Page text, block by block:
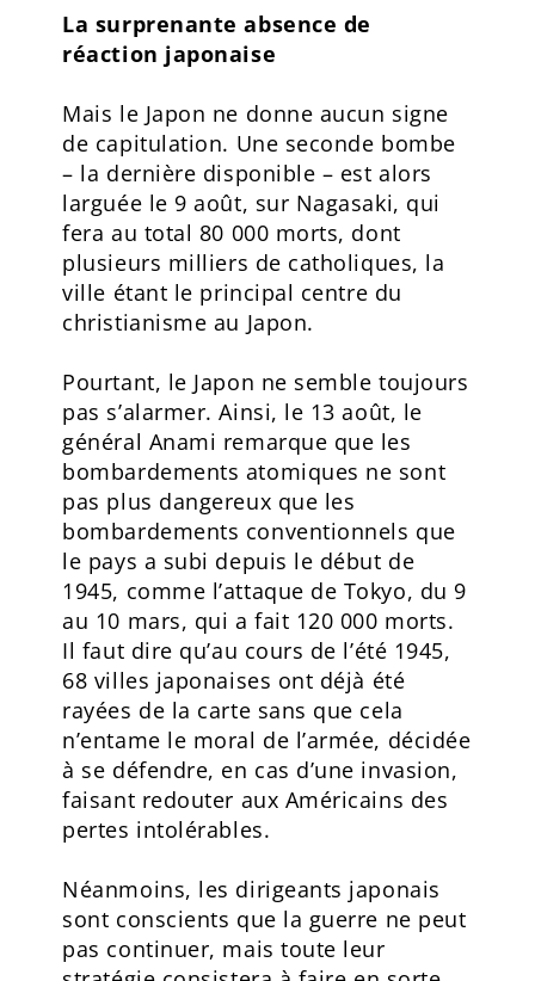
La surprenante absence de
réaction japonaise
Mais le Japon ne donne aucun signe
de capitulation. Une seconde bombe
– la dernière disponible – est alors
larguée le 9 août, sur Nagasaki, qui
fera au total 80 000 morts, dont
plusieurs milliers de catholiques, la
ville étant le principal centre du
christianisme au Japon.
Pourtant, le Japon ne semble toujours
pas s’alarmer. Ainsi, le 13 août, le
général Anami remarque que les
bombardements atomiques ne sont
pas plus dangereux que les
bombardements conventionnels que
le pays a subi depuis le début de
1945, comme l’attaque de Tokyo, du 9
au 10 mars, qui a fait 120 000 morts.
Il faut dire qu’au cours de l’été 1945,
68 villes japonaises ont déjà été
rayées de la carte sans que cela
n’entame le moral de l’armée, décidée
à se défendre, en cas d’une invasion,
faisant redouter aux Américains des
pertes intolérables.
Néanmoins, les dirigeants japonais
sont conscients que la guerre ne peut
pas continuer, mais toute leur